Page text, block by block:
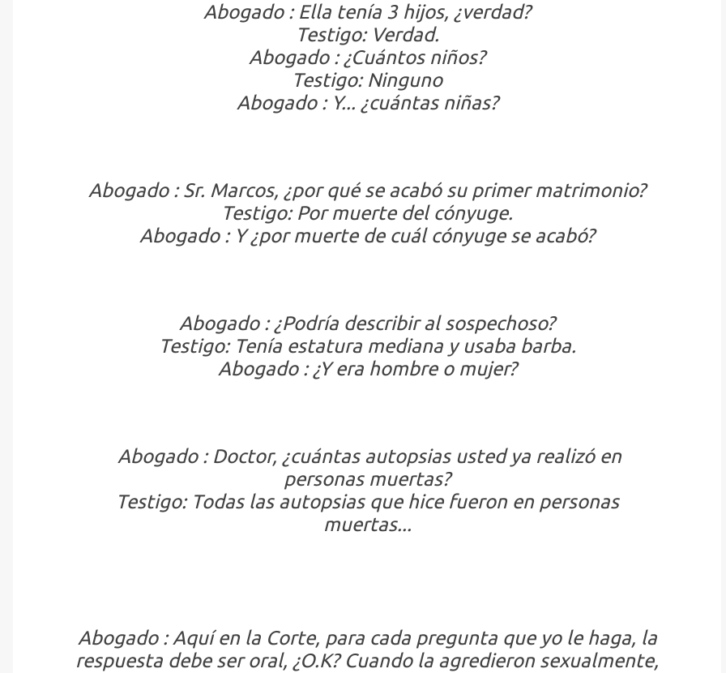
Abogado : Ella tenía 3 hijos, ¿verdad?
Testigo: Verdad.
Abogado : ¿Cuántos niños?
Testigo: Ninguno
Abogado : Y... ¿cuántas niñas?
Abogado : Sr. Marcos, ¿por qué se acabó su primer matrimonio?
Testigo: Por muerte del cónyuge.
Abogado : Y ¿por muerte de cuál cónyuge se acabó?
Abogado : ¿Podría describir al sospechoso?
Testigo: Tenía estatura mediana y usaba barba.
Abogado : ¿Y era hombre o mujer?
Abogado : Doctor, ¿cuántas autopsias usted ya realizó en
personas muertas?
Testigo: Todas las autopsias que hice fueron en personas
muertas...
Abogado : Aquí en la Corte, para cada pregunta que yo le haga, la
respuesta debe ser oral, ¿O.K? Cuando la agredieron sexualmente,